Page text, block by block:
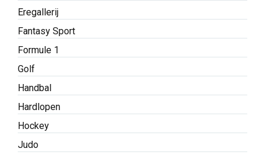
Eregallerij
Fantasy Sport
Formule 1
Golf
Handbal
Hardlopen
Hockey
Judo